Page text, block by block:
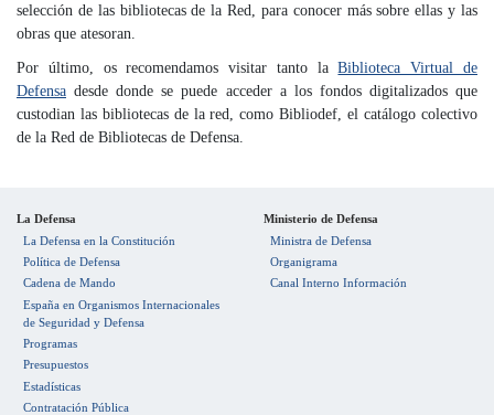
selección de las bibliotecas de la Red, para conocer más sobre ellas y las
obras que atesoran.
Por último, os recomendamos visitar tanto laBiblioteca Virtual de
Defensa desde donde se puede acceder a los fondos digitalizados que
custodian las bibliotecas de la red, como Bibliodef, el catálogo colectivo
de la Red de Bibliotecas de Defensa.
La Defensa
La Defensa en la Constitución
Política de Defensa
Cadena de Mando
España en Organismos Internacionales
de Seguridad y Defensa
Programas
Presupuestos
Estadísticas
Contratación Pública
Ministerio de Defensa
Ministra de Defensa
Organigrama
Canal Interno Información